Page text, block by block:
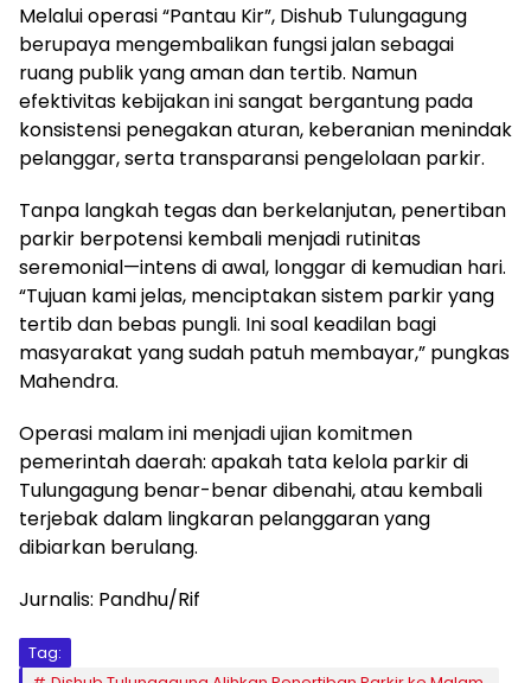
Melalui operasi “Pantau Kir”, Dishub Tulungagung
berupaya mengembalikan fungsi jalan sebagai
ruang publik yang aman dan tertib. Namun
efektivitas kebijakan ini sangat bergantung pada
konsistensi penegakan aturan, keberanian menindak
pelanggar, serta transparansi pengelolaan parkir.
Tanpa langkah tegas dan berkelanjutan, penertiban
parkir berpotensi kembali menjadi rutinitas
seremonial—intens di awal, longgar di kemudian hari.
“Tujuan kami jelas, menciptakan sistem parkir yang
tertib dan bebas pungli. Ini soal keadilan bagi
masyarakat yang sudah patuh membayar,” pungkas
Mahendra.
Operasi malam ini menjadi ujian komitmen
pemerintah daerah: apakah tata kelola parkir di
Tulungagung benar-benar dibenahi, atau kembali
terjebak dalam lingkaran pelanggaran yang
dibiarkan berulang.
Jurnalis: Pandhu/Rif
Tag: